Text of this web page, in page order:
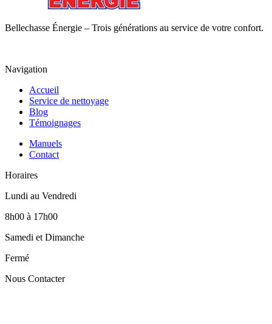
Bellechasse Énergie – Trois générations au service de votre confort.
Navigation
Accueil
Service de nettoyage
Blog
Témoignages
Manuels
Contact
Horaires
Lundi au Vendredi
8h00 à 17h00
Samedi et Dimanche
Fermé
Nous Contacter